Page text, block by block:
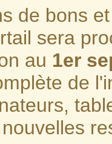
de bons
sera
au 1er
de